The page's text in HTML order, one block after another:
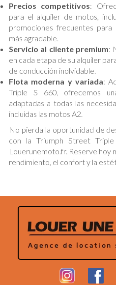
Precios competitivos:
para el alquiler de motos,
promociones frecuentes para
más agradable.
Servicio al cliente premium:
en cada etapa de su alquiler
de conducción inolvidable.
Flota moderna y variada:
Triple S 660, ofrecemos
adaptadas a todas las
incluidas las motos A2.
No pierda la oportunidad de
con la Triumph Street
Louerunemoto.fr. Reserve hoy
rendimiento, el confort y la